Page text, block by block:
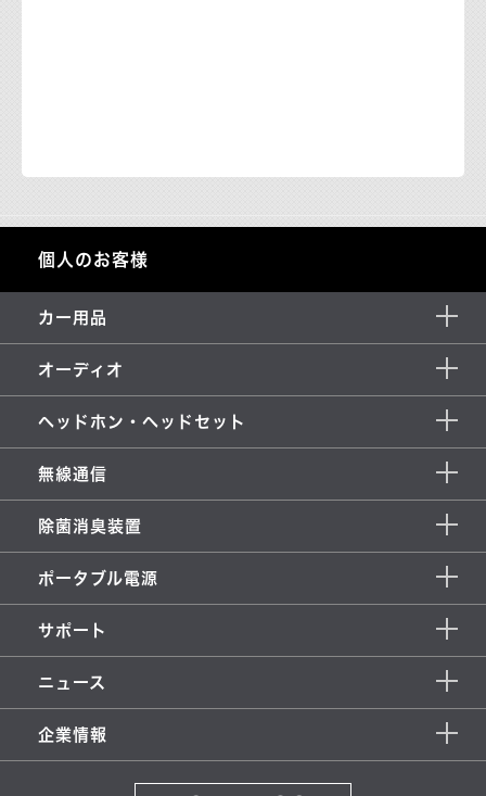
個人のお客様
カー用品
オーディオ
ヘッドホン・ヘッドセット
無線通信
除菌消臭装置
ポータブル電源
サポート
ニュース
企業情報